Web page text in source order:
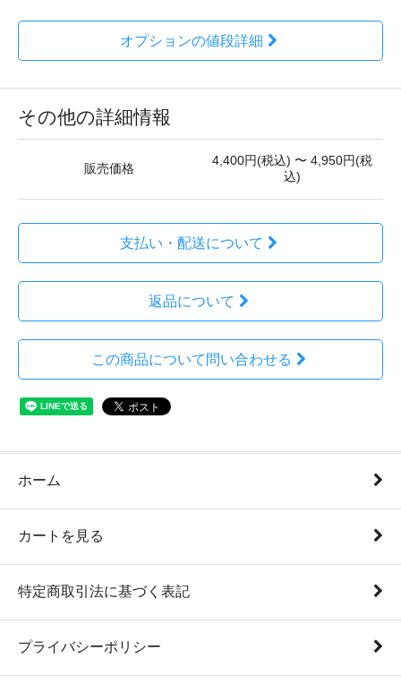
オプションの値段詳細
その他の詳細情報
販売価格
4,400円(税込) 〜 4,950円(税
込)
支払い・配送について
返品について
この商品について問い合わせる
ホーム
カートを見る
特定商取引法に基づく表記
プライバシーポリシー